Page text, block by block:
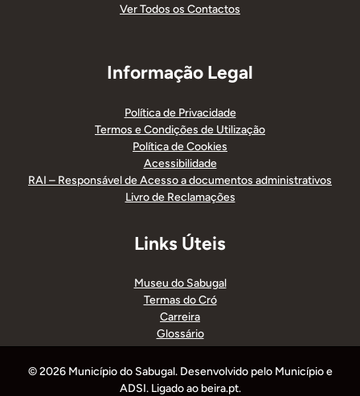
Ver Todos os Contactos
Informação Legal
Política de Privacidade
Termos e Condições de Utilização
Política de Cookies
Acessibilidade
RAI – Responsável de Acesso a documentos administrativos
Livro de Reclamações
Links Úteis
Museu do Sabugal
Termas do Cró
Carreira
Glossário
© 2026 Município do Sabugal. Desenvolvido pelo Município e
ADSI. Ligado ao beira.pt.